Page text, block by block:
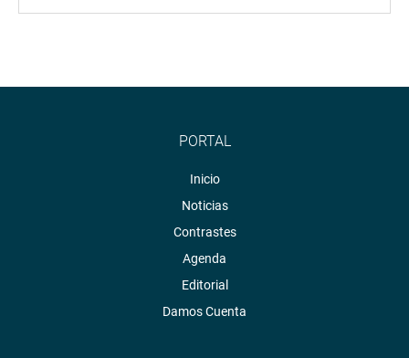
PORTAL
Inicio
Noticias
Contrastes
Agenda
Editorial
Damos Cuenta